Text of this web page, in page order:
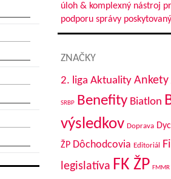
úloh & komplexný nástroj
podporu správy
ZNAČKY
2. liga Aktuality Ankety
SRBP Benefity Biatlon
výsledkov Doprava
ŽP Dôchodcovia Editoriál
legislatíva FK ŽP FMMR